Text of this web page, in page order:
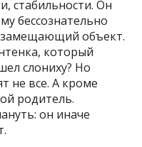
стабильности. Он
бессознательно
замещающий объект.
который
слониху? Но
не все. А кроме
родитель.
он иначе